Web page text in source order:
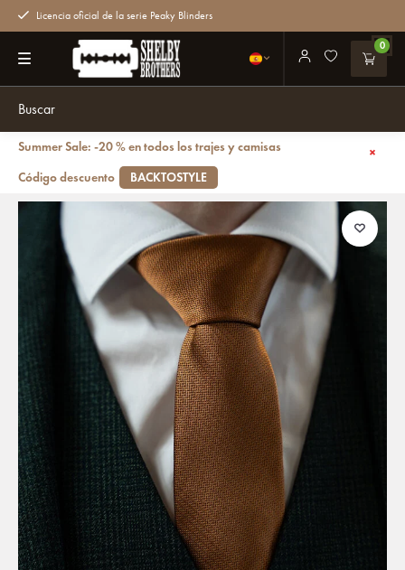
Licencia oficial de la serie Peaky Blinders
0
Summer Sale: -20 % en todos los trajes y camisas
Código descuento
BACKTOSTYLE
Corbata Clasica | Cognac | Corbata elegante para hombres